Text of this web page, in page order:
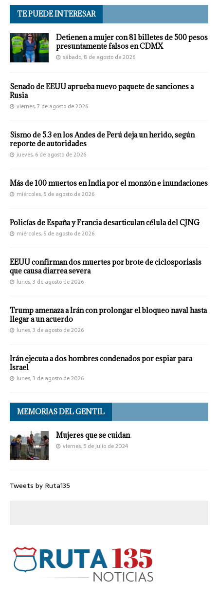
TE PUEDE INTERESAR
Detienen a mujer con 81 billetes de 500 pesos
presuntamente falsos en CDMX
sábado, 8 de agosto de 2026
Senado de EEUU aprueba nuevo paquete de sanciones a
Rusia
viernes, 7 de agosto de 2026
Sismo de 5.3 en los Andes de Perú deja un herido, según
reporte de autoridades
jueves, 6 de agosto de 2026
Más de 100 muertos en India por el monzón e inundaciones
miércoles, 5 de agosto de 2026
Policías de España y Francia desarticulan célula del CJNG
miércoles, 5 de agosto de 2026
EEUU confirman dos muertes por brote de ciclosporiasis
que causa diarrea severa
lunes, 3 de agosto de 2026
Trump amenaza a Irán con prolongar el bloqueo naval hasta
llegar a un acuerdo
lunes, 3 de agosto de 2026
Irán ejecuta a dos hombres condenados por espiar para
Israel
lunes, 3 de agosto de 2026
MEMORIAS DEL GENTIL
Mujeres que se cuidan
viernes, 5 de julio de 2024
Tweets by Ruta135